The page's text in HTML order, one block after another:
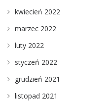
kwiecień 2022
marzec 2022
luty 2022
styczeń 2022
grudzień 2021
listopad 2021